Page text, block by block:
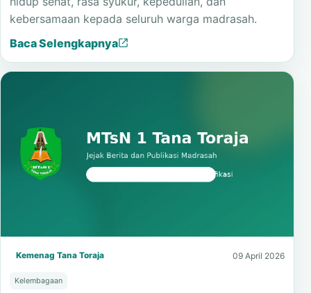
kebersamaan kepada seluruh warga madrasah.
Baca Selengkapnya
Kemenag Tana Toraja 09 April 2026
Kelembagaan